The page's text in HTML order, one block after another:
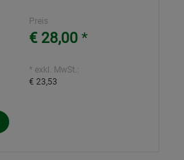
Preis
€ 28,00 *
* exkl. MwSt.:
€ 23,53